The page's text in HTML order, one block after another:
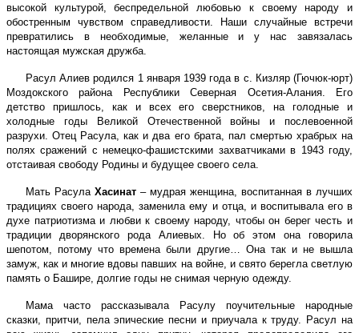
высокой культурой, беспредельной любовью к своему народу и
обостренным чувством справедливости. Наши случайные встречи
превратились в необходимые, желанные и у нас завязалась
настоящая мужская дружба.
Расул Алиев родился 1 января 1939 года в с. Кизляр (Гючюк-юрт)
Моздокского района Республики Северная Осетия-Алания. Его
детство пришлось, как и всех его сверстников, на голодные и
холодные годы Великой Отечественной войны и послевоенной
разрухи. Отец Расула, как и два его брата, пал смертью храбрых на
полях сражений с немецко-фашистскими захватчиками в 1943 году,
отстаивая свободу Родины и будущее своего села.
Мать Расула Хасинат – мудрая женщина, воспитанная в лучших
традициях своего народа, заменила ему и отца, и воспитывала его в
духе патриотизма и любви к своему народу, чтобы он берег честь и
традиции дворянского рода Алиевых. Но об этом она говорила
шепотом, потому что времена были другие… Она так и не вышла
замуж, как и многие вдовы павших на войне, и свято берегла светлую
память о Башире, долгие годы не снимая черную одежду.
Мама часто рассказывала Расулу поучительные народные
сказки, притчи, пела эпические песни и приучала к труду. Расул на